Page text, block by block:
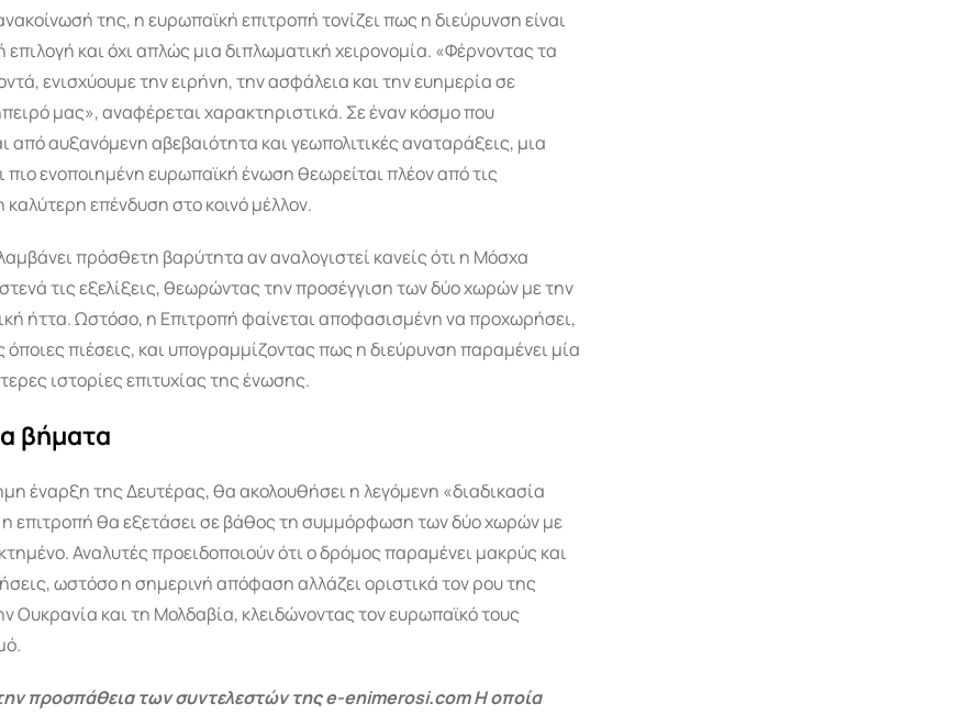
της, η ευρωπαϊκή επιτροπή τονίζει πως η διεύρυνση είναι
επιλογή και όχι απλώς μια διπλωματική χειρονομία. «Φέρνοντας τα
ενισχύουμε την ειρήνη, την ασφάλεια και την ευημερία σε
μας», αναφέρεται χαρακτηριστικά. Σε έναν κόσμο που
από αυξανόμενη αβεβαιότητα και γεωπολιτικές αναταράξεις, μια
πιο ενοποιημένη ευρωπαϊκή ένωση θεωρείται πλέον από τις
επένδυση στο κοινό μέλλον.
πρόσθετη βαρύτητα αν αναλογιστεί κανείς ότι η Μόσχα
τις εξελίξεις, θεωρώντας την προσέγγιση των δύο χωρών με την
ήττα. Ωστόσο, η Επιτροπή φαίνεται αποφασισμένη να προχωρήσει,
πιέσεις, και υπογραμμίζοντας πως η διεύρυνση παραμένει μία
ιστορίες επιτυχίας της ένωσης.
βήματα
έναρξη της Δευτέρας, θα ακολουθήσει η λεγόμενη «διαδικασία
η επιτροπή θα εξετάσει σε βάθος τη συμμόρφωση των δύο χωρών με
Αναλυτές προειδοποιούν ότι ο δρόμος παραμένει μακρύς και
ωστόσο η σημερινή απόφαση αλλάζει οριστικά τον ρου της
Ουκρανία και τη Μολδαβία, κλειδώνοντας τον ευρωπαϊκό τους
προσπάθεια των συντελεστών της e-enimerosi.com Η οποία